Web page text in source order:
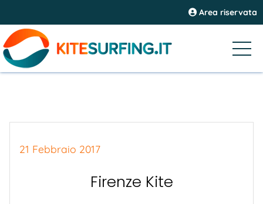
Area riservata
21 Febbraio 2017
Firenze Kite